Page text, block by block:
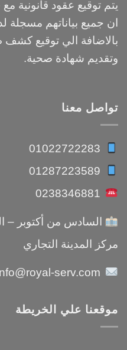
يتم توقيع عقود قانونية
ان جميع بياناتهم مسجلة
بالاضافة الي توقيع كشف
وتقديم شهادة صحية.
تواصل معنا
01022722283
01287223589
0238346881
السادس من أكتوبر –
مركز المدينة التجاري
serv.com
موقعنا علي الخريطة